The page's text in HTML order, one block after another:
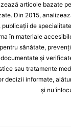
articole bazate
Din 2015,
publicații de
în materiale
sănătate,
și
sau tratamente
decizii informate,
și nu